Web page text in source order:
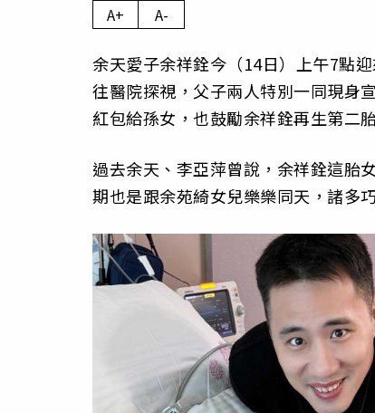
A+ A-
余天愛子余祥銓今（14日）上午7點
往醫院探視，父子兩人特別一同現身
紅包給孫女，也鼓勵余祥銓再生第二
過去余天、李亞萍曾說，余祥銓這胎
期也是跟余苑綺女兒樂樂同天，諸多